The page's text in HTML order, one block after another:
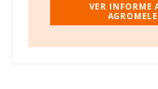
Acerca de la información en
llegado a la posición 490
compañías como, por
VER INFORME